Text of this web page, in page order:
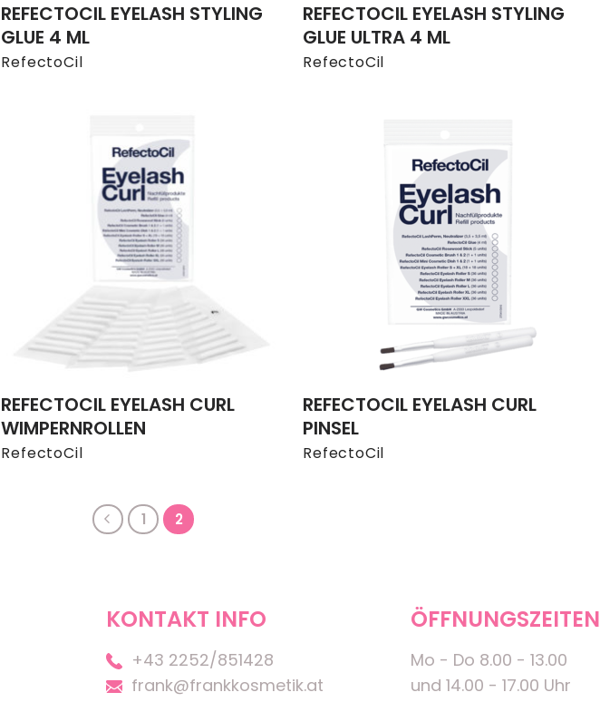
RefectoCil
REFECTOCIL EYELASH STYLING
GLUE 4 ML
RefectoCil
REFECTOCIL EYELASH STYLING
GLUE ULTRA 4 ML
RefectoCil
REFECTOCIL EYELASH CURL
WIMPERNROLLEN
RefectoCil
REFECTOCIL EYELASH CURL
PINSEL
1 2
KONTAKT INFO
+43 2252/851428
frank@frankkosmetik.at
ÖFFNUNGSZEITEN
Mo - Do 8.00 - 13.00
und 14.00 - 17.00 Uhr